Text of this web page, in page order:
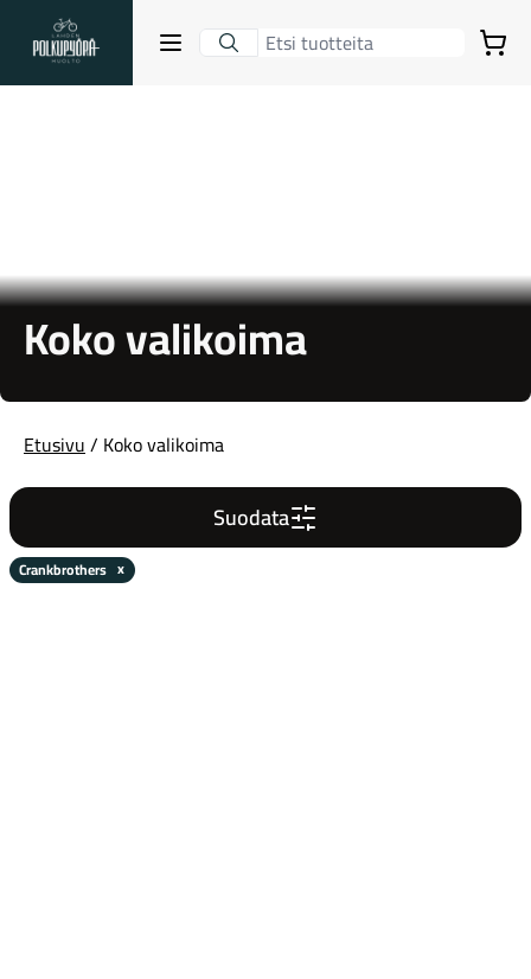
Lahden Polkupyörähuolto - etusivulle
Avaa sulje valikko
Gravel-pyörät
Ostoskori
Koko valikoima
Etusivu/ Koko valikoima
Suodata
Crankbrothers
✕